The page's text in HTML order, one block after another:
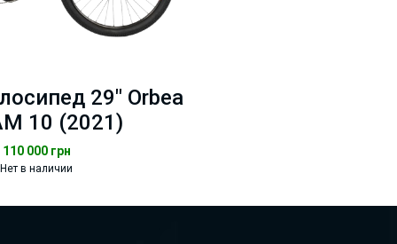
29" Orbea
10 (2021)
110 000 грн
Нет в наличии